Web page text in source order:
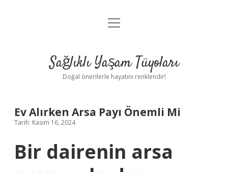
Anasayfa
Yasal Uyarı
menüyü
Sağlıklı Yaşam Tüyoları
Doğal önerilerle hayatını renklendir!
Ev Alırken Arsa Payı Önemli Mi
Tarih: Kasım 16, 2024
Bir dairenin arsa